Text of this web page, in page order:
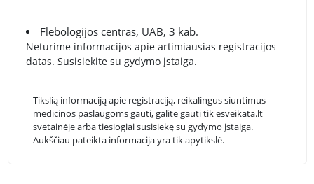
Flebologijos centras, UAB, 3 kab.
Neturime informacijos apie artimiausias registracijos
datas. Susisiekite su gydymo įstaiga.
Tikslią informaciją apie registraciją, reikalingus siuntimus
medicinos paslaugoms gauti, galite gauti tik esveikata.lt
svetainėje arba tiesiogiai susisiekę su gydymo įstaiga.
Aukščiau pateikta informacija yra tik apytikslė.